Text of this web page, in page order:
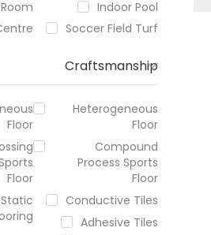
Indoor Pool
Soccer Field Turf
Craftsmanship
Floor
Heterogeneous
Floor
Floor
Compound
Process Sports
Floor
Conductive Tiles
Adhesive Tiles